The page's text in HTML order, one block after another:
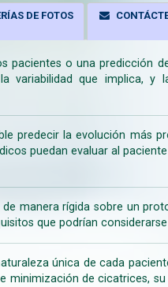
DE FOTOS
o una predicción
variabilidad que implica, y
predecir la evolución más
puedan evaluar al
manera rígida sobre un
que podrían
única de cada
de cicatrices,